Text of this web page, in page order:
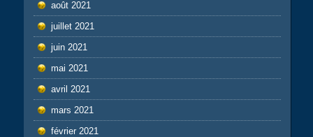
août 2021
juillet 2021
juin 2021
mai 2021
avril 2021
mars 2021
février 2021